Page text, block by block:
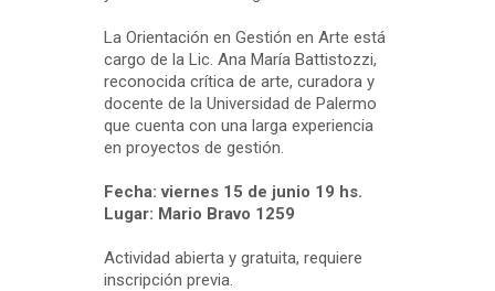
La Orientación en Gestión en Arte está
cargo de la Lic. Ana María Battistozzi,
reconocida crítica de arte, curadora y
docente de la Universidad de Palermo
que cuenta con una larga experiencia
en proyectos de gestión.
Fecha: viernes 15 de junio 19 hs.
Lugar: Mario Bravo 1259
Actividad abierta y gratuita, requiere
inscripción previa.